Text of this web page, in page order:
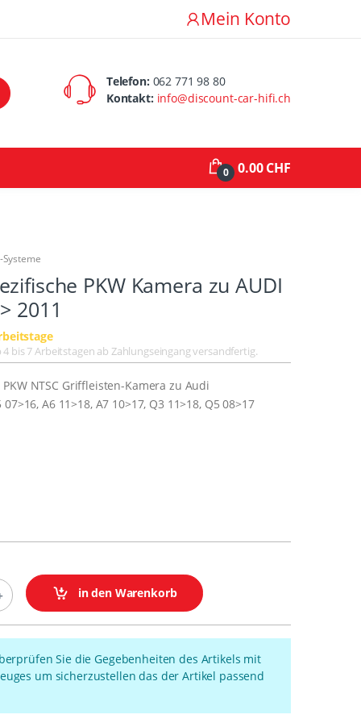
Mein Konto
Telefon: 062 771 98 80
Kontakt: info@discount-car-hifi.ch
0 0.00 CHF
PKW Kamera zu AUDI
2011
bis 7 Arbeitstagen ab Zahlungseingang versandfertig.
NTSC Griffleisten-Kamera zu Audi
A6 11>18, A7 10>17, Q3 11>18, Q5 08>17
in den Warenkorb
Sie die Gegebenheiten des Artikels mit
um sicherzustellen das der Artikel passend